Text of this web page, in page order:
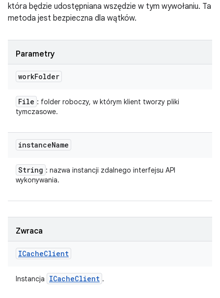
która będzie udostępniana wszędzie w tym wywołaniu. Ta
metoda jest bezpieczna dla wątków.
Parametry
workFolder
File : folder roboczy, w którym klient tworzy pliki
tymczasowe.
instanceName
String : nazwa instancji zdalnego interfejsu API
wykonywania.
Zwraca
ICacheClient
Instancja ICacheClient .